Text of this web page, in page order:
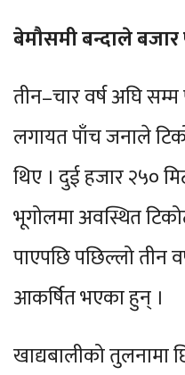
बेमौसमी बन्दाले
तीन–चार वर्ष अघि
लगायत पाँच जनाले
थिए । दुई हजार २५०
भूगोलमा अवस्थित
पाएपछि पछिल्लो
आकर्षित भएका हुन् ।
खाद्यबालीको तुलनामा